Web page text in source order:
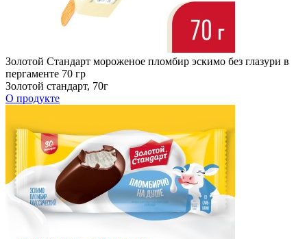
Золотой Стандарт мороженое пломбир эскимо без глазури в
пергаменте 70 гр
Золотой стандарт, 70г
О продукте